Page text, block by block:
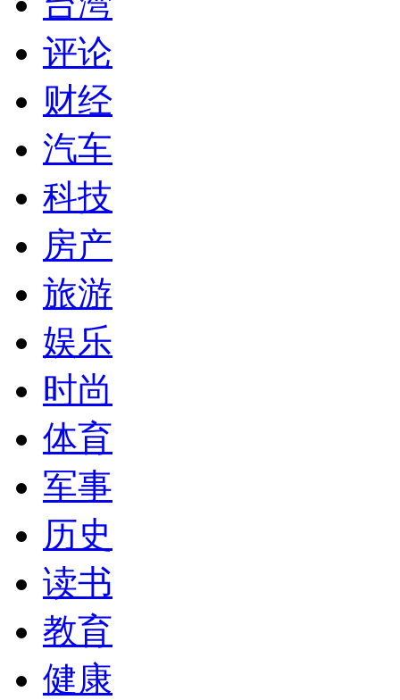
评论
财经
汽车
科技
房产
旅游
娱乐
时尚
体育
军事
历史
读书
教育
健康